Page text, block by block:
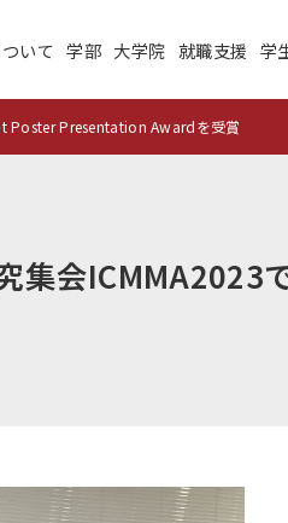
いて 学部 大学院 就職支援 学
住民交流施設の利用
Poster Presentation Awardを受賞
集会